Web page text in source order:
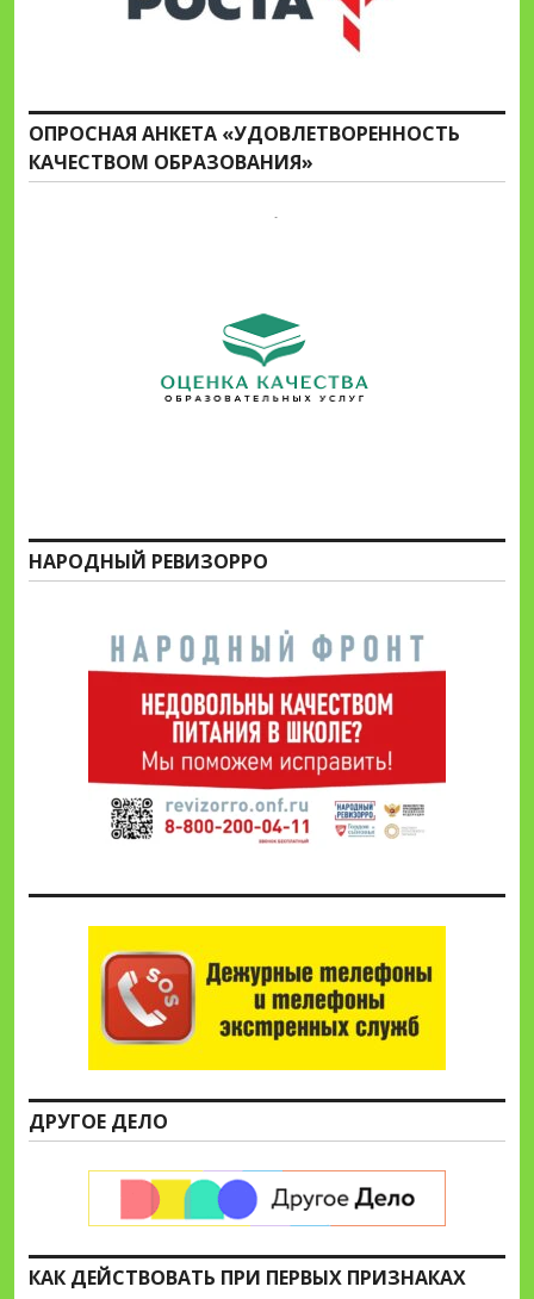
ОПРОСНАЯ АНКЕТА «УДОВЛЕТВОРЕННОСТЬ
КАЧЕСТВОМ ОБРАЗОВАНИЯ»
НАРОДНЫЙ РЕВИЗОРРО
ДРУГОЕ ДЕЛО
КАК ДЕЙСТВОВАТЬ ПРИ ПЕРВЫХ ПРИЗНАКАХ